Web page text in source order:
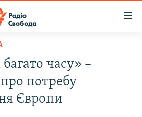
РОКІВ
часу» –
потребу
Європи